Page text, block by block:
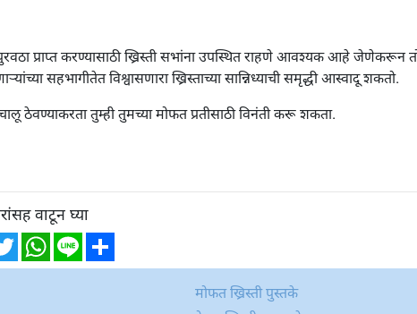
प्राप्त करण्यासाठी ख्रिस्ती सभांना उपस्थित राहणे आवश्यक आहे जेणेकरून
सहभागीतेत विश्वासणारा ख्रिस्ताच्या सान्निध्याची समृद्धी आस्वादू शकतो.
ठेवण्याकरता तुम्ही तुमच्या मोफत प्रतीसाठी विनंती करू शकता.
वाटून घ्या
TwitterWhatsApp
Line
मोफत ख्रिस्ती पुस्तके